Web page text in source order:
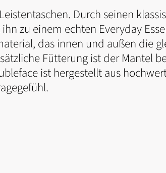
Durch seinen
zu einem echten Everyday
das innen und außen die
Fütterung ist der Mantel
ist hergestellt aus